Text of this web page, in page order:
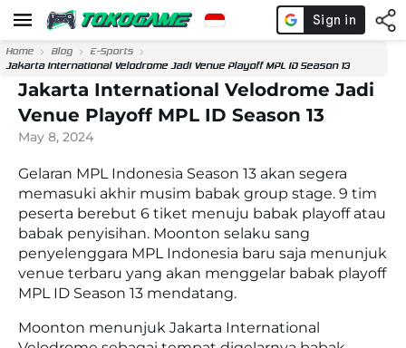
Home Blog
E-Sports
Jakarta International Velodrome Jadi Venue Playoff MPL ID Season 13
Jakarta International Velodrome Jadi
Venue Playoff MPL ID Season 13
May 8, 2024
Gelaran MPL Indonesia Season 13 akan segera
memasuki akhir musim babak group stage. 9 tim
peserta berebut 6 tiket menuju babak playoff atau
babak penyisihan. Moonton selaku sang
penyelenggara MPL Indonesia baru saja menunjuk
venue terbaru yang akan menggelar babak playoff
MPL ID Season 13 mendatang.
Moonton menunjuk Jakarta International